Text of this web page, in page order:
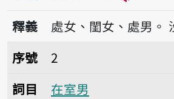
播放音
釋義 處女、閨女、處男。
序號2在室男
序號
2
詞目
在室男